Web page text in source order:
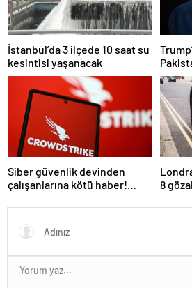
İstanbul’da 3 ilçede 10 saat su
kesintisi yaşanacak
Siber güvenlik devinden
çalışanlarına kötü haber!
8